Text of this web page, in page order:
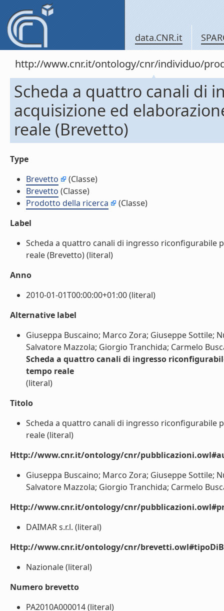
data.CNR.it
http://www.cnr.it/ontology/cnr/individuo/
Scheda a quattro canali di
acquisizione ed
reale (Brevetto)
Type
Brevetto
(Classe)
Brevetto (Classe)
Prodotto della ricerca
(Classe)
Label
Scheda a quattro canali di ingresso riconfigurabile
reale (Brevetto) (literal)
Anno
2010-01-01T00:00:00+01:00 (literal)
Alternative label
Giuseppa Buscaino; Marco Zora; Giuseppe Sottile;
Salvatore Mazzola; Giorgio Tranchida; Carmelo
Scheda a quattro canali di ingresso
tempo reale
(literal)
Titolo
Scheda a quattro canali di ingresso riconfigurabile
reale (literal)
Http://www.cnr.it/ontology/cnr/
Giuseppa Buscaino; Marco Zora; Giuseppe Sottile;
Salvatore Mazzola; Giorgio Tranchida; Carmelo
Http://www.cnr.it/ontology/cnr/
DAIMAR s.r.l. (literal)
Http://www.cnr.it/ontology/cnr/
Nazionale (literal)
Numero brevetto
PA2010A000014 (literal)